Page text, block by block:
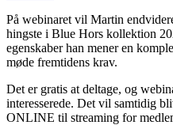
På webinaret vil Martin
hingste i Blue Hors kollektion
egenskaber han mener en
møde fremtidens krav.
Det er gratis at deltage, og
interesserede. Det vil samtidig
ONLINE til streaming for